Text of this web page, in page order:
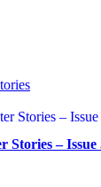
Stories – Issue